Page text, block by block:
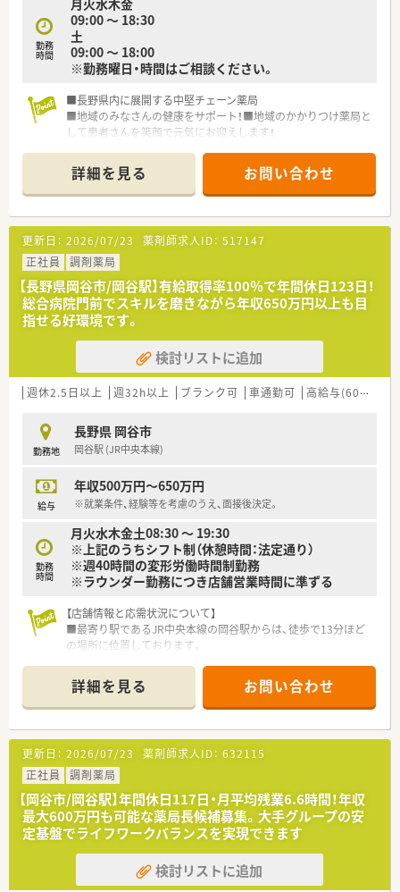
勤務
時間
09:00 ～ 18:30
土
09:00 ～ 18:00
※勤務曜日・時間はご相談ください。
■長野県内に展開する中堅チェーン薬局
■地域のみなさんの健康をサポート！■地域のかかりつけ薬局と
して患者さんを笑顔で元気にお迎えします！
を支えています！
詳細を見る お問い合わせ
更新日： 2026/07/23 薬剤師求人ID： 517147
正社員
調剤薬局
【長野県岡谷市/岡谷駅】有給取得率100％で年間休日123日！
総合病院門前でスキルを磨きながら年収650万円以上も目
指せる好環境です。
検討リストに追加
週休2.5日以上 週32h以上 ブランク可 車通勤可 高給与(600万円以上)
勤務地
長野県 岡谷市
岡谷駅 (JR中央本線)
給与
年収500万円～650万円
※就業条件、経験等を考慮のうえ、面接後決定。
勤務
時間
月火水木金土08:30 ～ 19:30
※上記のうちシフト制（休憩時間：法定通り）
※週40時間の変形労働時間制勤務
※ラウンダー勤務につき店舗営業時間に準ずる
【店舗情報と応需状況について】
■最寄り駅であるJR中央本線の岡谷駅からは、徒歩で13分ほど
の場所に位置しております。
均40枚程度＋施設在宅を応需されています。
■1日の処方箋枚数に対して常時3名の薬剤師を配置しており、
非常にゆとりある人員体制です。
【法人特徴について】
■山梨県と長野県に店舗を展開しており、地域に根差した薬局運
営を行っている企業です。
■独立支援制度が整備されており、将来的に自身の薬局を持ちた
い方の夢を後押ししています。
■地域住民の健康サポートや医療機関との連携を重視し、質の高
い医療サービスを提供しています。
【求人情報について】
■正社員としての採用で、年収は経験や能力を考慮して500万円
詳細を見る お問い合わせ
更新日： 2026/07/23 薬剤師求人ID： 632115
正社員
調剤薬局
【岡谷市/岡谷駅】年間休日117日・月平均残業6.6時間！年収
最大600万円も可能な薬局長候補募集。大手グループの安
定基盤でライフワークバランスを実現できます
検討リストに追加